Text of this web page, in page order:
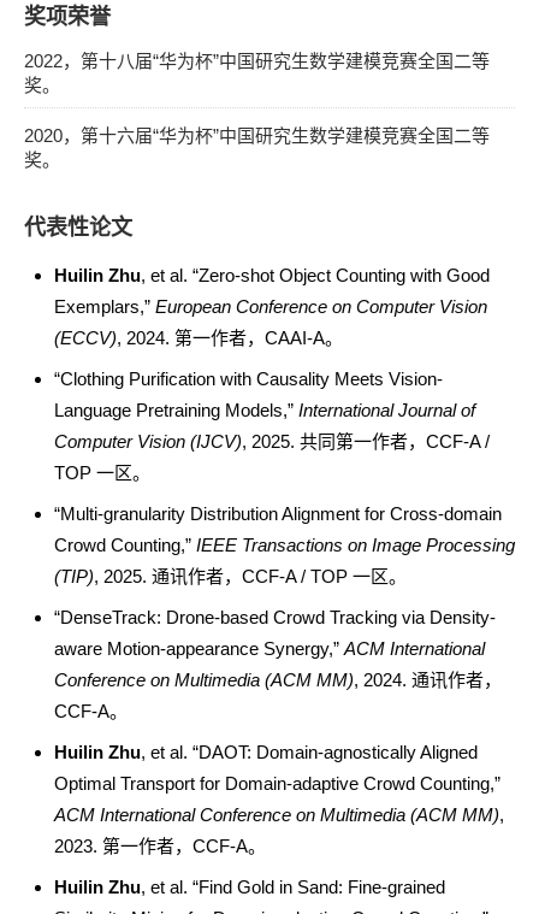
奖项荣誉
2022，第十八届“华为杯”中国研究生数学建模竞赛全国二等
奖。
2020，第十六届“华为杯”中国研究生数学建模竞赛全国二等
奖。
代表性论文
Huilin Zhu, et al. “Zero-shot Object Counting with Good
Exemplars,” European Conference on Computer Vision
(ECCV), 2024. 第一作者，CAAI-A。
“Clothing Purification with Causality Meets Vision-
Language Pretraining Models,” International Journal of
Computer Vision (IJCV), 2025. 共同第一作者，CCF-A /
TOP 一区。
“Multi-granularity Distribution Alignment for Cross-domain
Crowd Counting,” IEEE Transactions on Image Processing
(TIP), 2025. 通讯作者，CCF-A / TOP 一区。
“DenseTrack: Drone-based Crowd Tracking via Density-
aware Motion-appearance Synergy,” ACM International
Conference on Multimedia (ACM MM), 2024. 通讯作者，
CCF-A。
Huilin Zhu, et al. “DAOT: Domain-agnostically Aligned
Optimal Transport for Domain-adaptive Crowd Counting,”
ACM International Conference on Multimedia (ACM MM),
2023. 第一作者，CCF-A。
Huilin Zhu, et al. “Find Gold in Sand: Fine-grained